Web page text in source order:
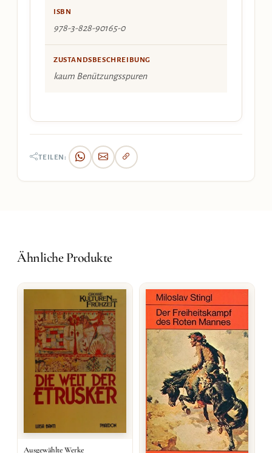
ISBN
978-3-828-90165-0
ZUSTANDSBESCHREIBUNG
kaum Benützungsspuren
TEILEN:
Ähnliche Produkte
Ausgewählte Werke